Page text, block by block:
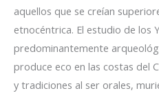
aquellos que se creían
etnocéntrica. El estudio de los
predominantemente
produce eco en las costas del
y tradiciones al ser orales,